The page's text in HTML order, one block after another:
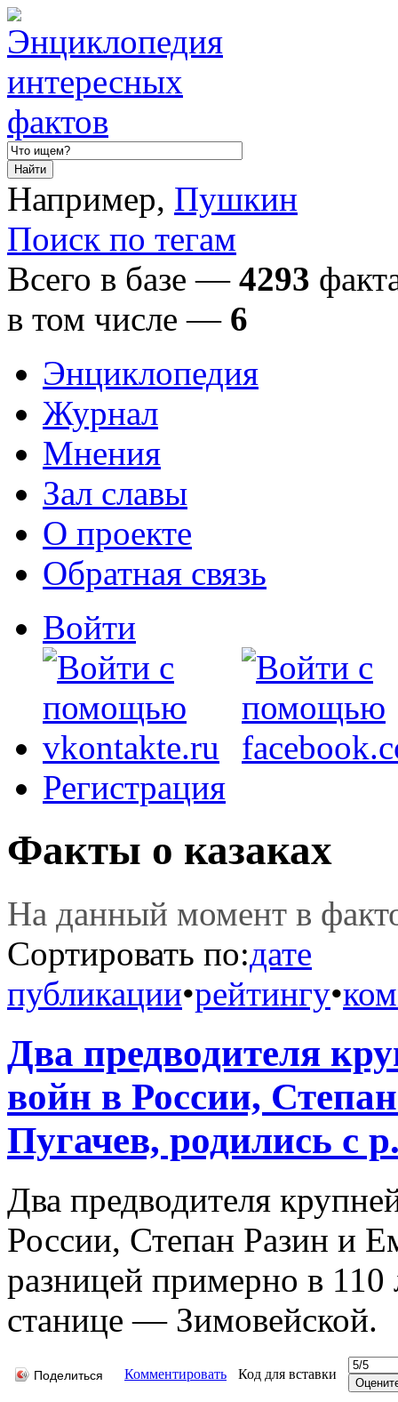
Например, Пушкин
Поиск по тегам
Всего в базе — 4293
в том числе— 6
Энциклопедия
Журнал
Мнения
Зал славы
О проекте
Обратная связь
Войти
Регистрация
Факты о казаках
На данный момент в
Сортировать по:дате
публикации•рейтингу•
Два предводителя
войн в России,
Пугачев, родились с
Два предводителя
России, Степан Разин и
разницей примерно в
станице — Зимовейской.
Поделиться Комментировать Код для вставки